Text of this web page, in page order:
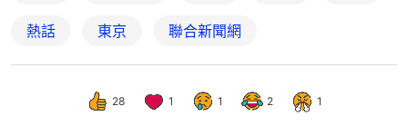
熱話 東京 聯合新聞網
28 1 1 2 1